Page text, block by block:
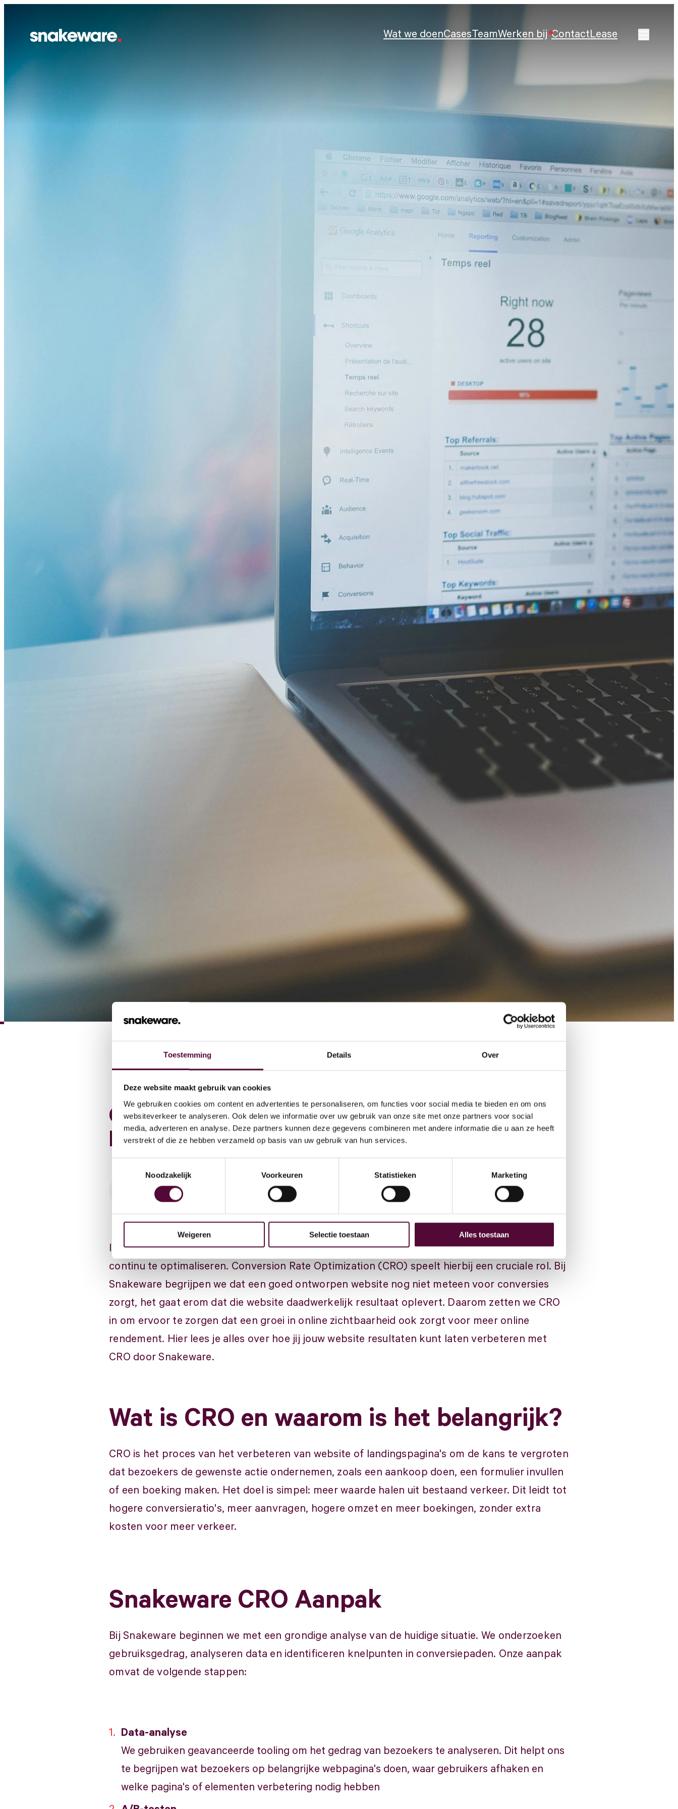
Toestemming Details Over
Deze website maakt gebruik van cookies
We gebruiken cookies om content en advertenties te personaliseren, om functies voor social media te bieden en om ons
websiteverkeer te analyseren. Ook delen we informatie over uw gebruik van onze site met onze partners voor social
media, adverteren en analyse. Deze partners kunnen deze gegevens combineren met andere informatie die u aan ze heeft
verstrekt of die ze hebben verzameld op basis van uw gebruik van hun services.
Noodzakelijk
Voorkeuren Statistieken Marketing
Weigeren Selectie toestaan Alles toestaan
Wat we doen
Cases
Team
Werken bij
4
Contact
Lease
AI
GEO
+31 (0) 515 431 895
info@snakeware.nl
Veemarktplein 1, 8601 DA Sneek
Wat we doenCasesTeamWerken bij ContactLease
CRO als basis voor meer aanvragen, leads,
boekingen en omzet
Toine Dinkelberg
3 min leestijd
In de dynamische wereld van data driven marketing is het essentieel om je online presence
continu te optimaliseren. Conversion Rate Optimization (CRO) speelt hierbij een cruciale rol. Bij
Snakeware begrijpen we dat een goed ontworpen website nog niet meteen voor conversies
zorgt, het gaat erom dat die website daadwerkelijk resultaat oplevert. Daarom zetten we CRO
in om ervoor te zorgen dat een groei in online zichtbaarheid ook zorgt voor meer online
rendement. Hier lees je alles over hoe jij jouw website resultaten kunt laten verbeteren met
CRO door Snakeware.
Wat is CRO en waarom is het belangrijk?
CRO is het proces van het verbeteren van website of landingspagina's om de kans te vergroten
dat bezoekers de gewenste actie ondernemen, zoals een aankoop doen, een formulier invullen
of een boeking maken. Het doel is simpel: meer waarde halen uit bestaand verkeer. Dit leidt tot
hogere conversieratio's, meer aanvragen, hogere omzet en meer boekingen, zonder extra
kosten voor meer verkeer.
Snakeware CRO Aanpak
Bij Snakeware beginnen we met een grondige analyse van de huidige situatie. We onderzoeken
gebruiksgedrag, analyseren data en identificeren knelpunten in conversiepaden. Onze aanpak
omvat de volgende stappen:
Data-analyse
We gebruiken geavanceerde tooling om het gedrag van bezoekers te analyseren. Dit helpt ons
te begrijpen wat bezoekers op belangrijke webpagina's doen, waar gebruikers afhaken en
welke pagina's of elementen verbetering nodig hebben